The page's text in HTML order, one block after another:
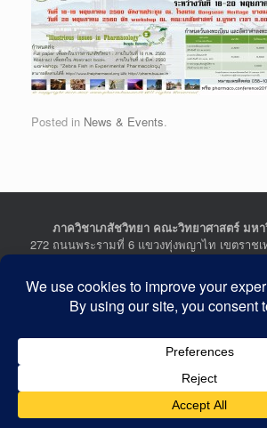
Posted in News & Events.
ภาควิชาเภสัชวิทยา คณะวิทยาศาสตร์ มห
272 ถนนพระรามที่ 6 แขวงทุ่งพญาไท เขตราชเ
Department of Pharmacology, Faculty of
University
272 Rama VI Road, Ratchathewi District,
Tel : +662-201-5641-2, Fax : +662-
Last Updated: July 21, 2026